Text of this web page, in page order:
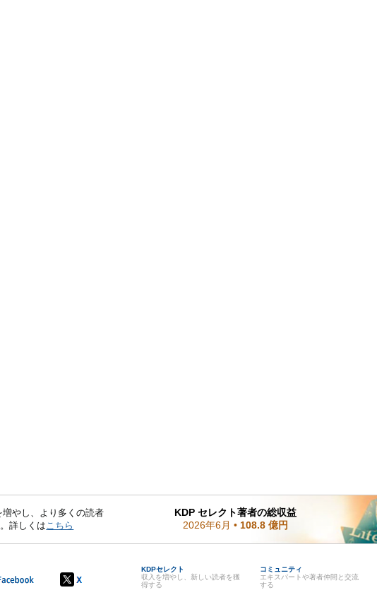
やし、より多くの読者
詳しくはこちら
KDP セレクト著者の総収益
2026年6月 • 108.8 億円
KDPセレクト
収入を増やし、新しい読者を獲
得する
コミュニティ
エキスパートや著者仲間と交流
する